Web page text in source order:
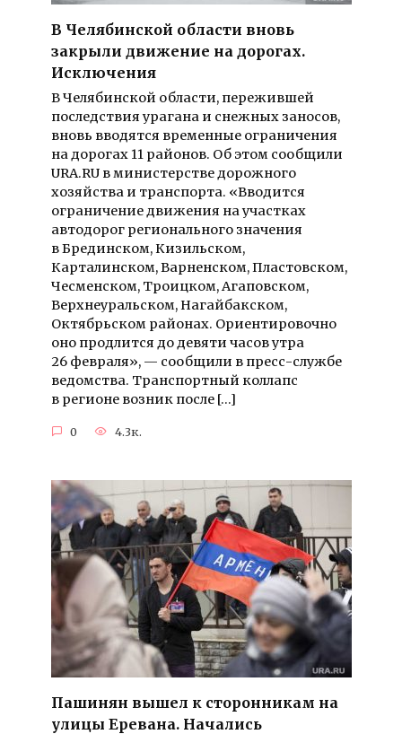
В Челябинской области вновь
закрыли движение на дорогах.
Исключения
В Челябинской области, пережившей
последствия урагана и снежных заносов,
вновь вводятся временные ограничения
на дорогах 11 районов. Об этом сообщили
URA.RU в министерстве дорожного
хозяйства и транспорта. «Вводится
ограничение движения на участках
автодорог регионального значения
в Брединском, Кизильском,
Карталинском, Варненском, Пластовском,
Чесменском, Троицком, Агаповском,
Верхнеуральском, Нагайбакском,
Октябрьском районах. Ориентировочно
оно продлится до девяти часов утра
26 февраля», — сообщили в пресс-службе
ведомства. Транспортный коллапс
в регионе возник после […]
0 4.3к.
Пашинян вышел к сторонникам на
улицы Еревана. Начались